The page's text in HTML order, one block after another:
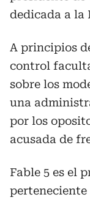
dedicada a la
A principios
control
sobre los
una
por los
acusada de
Fable 5 es el
perteneciente